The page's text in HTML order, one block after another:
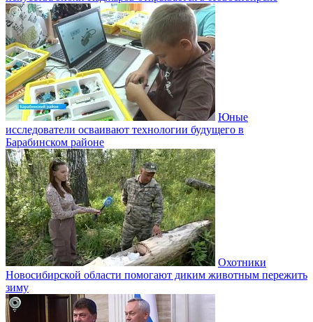
Юные
исследователи осваивают технологии будущего в
Барабинском районе
Охотники
Новосибирской области помогают диким животным пережить
зиму